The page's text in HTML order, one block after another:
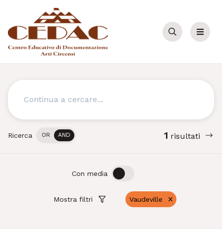
Cerca Menu
Cerca
Ricerca OR AND 1 risultati
Mostra filtri Vaudeville
Con media OFF